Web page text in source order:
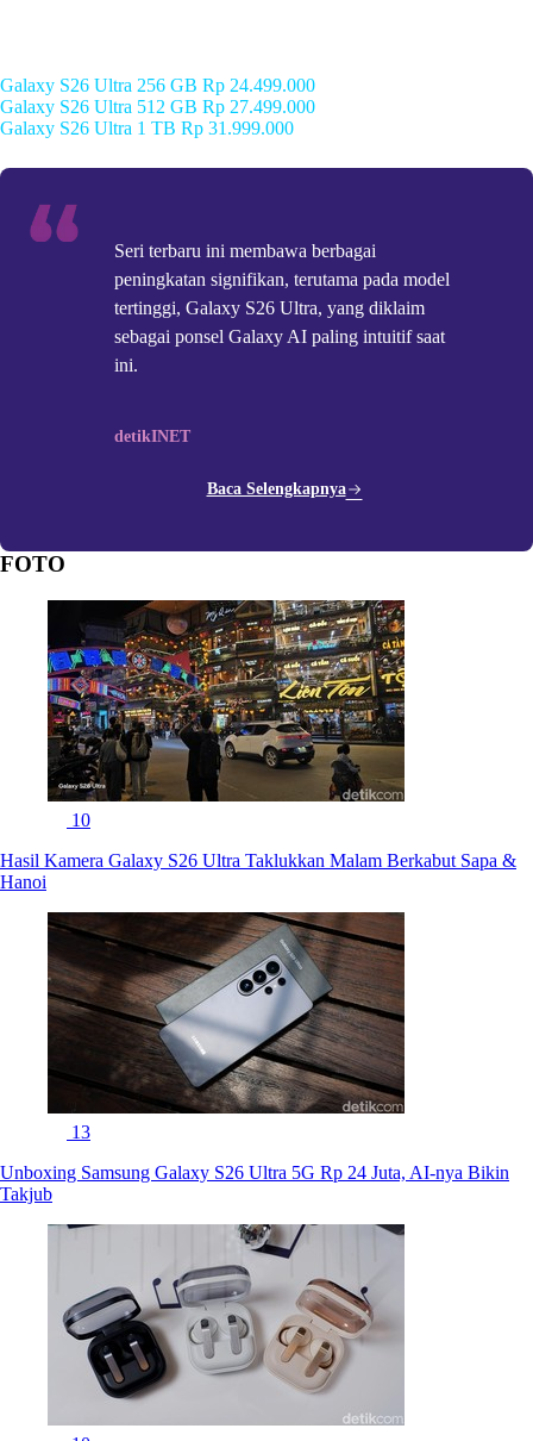
Galaxy S26 Ultra 256 GB Rp 24.499.000
Galaxy S26 Ultra 512 GB Rp 27.499.000
Galaxy S26 Ultra 1 TB Rp 31.999.000
Seri terbaru ini membawa berbagai
peningkatan signifikan, terutama pada model
tertinggi, Galaxy S26 Ultra, yang diklaim
sebagai ponsel Galaxy AI paling intuitif saat
ini.
detikINET
Baca Selengkapnya
FOTO
10
Hasil Kamera Galaxy S26 Ultra Taklukkan Malam Berkabut Sapa &
Hanoi
13
Unboxing Samsung Galaxy S26 Ultra 5G Rp 24 Juta, AI-nya Bikin
Takjub